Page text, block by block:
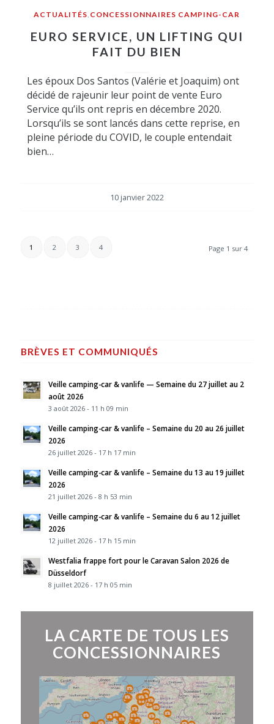
ACTUALITÉS CONCESSIONNAIRES CAMPING-CAR
EURO SERVICE, UN LIFTING QUI
FAIT DU BIEN
Les époux Dos Santos (Valérie et Joaquim) ont
décidé de rajeunir leur point de vente Euro
Service qu’ils ont repris en décembre 2020.
Lorsqu’ils se sont lancés dans cette reprise, en
pleine période du COVID, le couple entendait
bien…
10 janvier 2022
Page 1 sur 4
1 2 3 4
BRÈVES ET COMMUNIQUÉS
Veille camping-car & vanlife — Semaine du 27 juillet au 2
août 2026
3 août 2026 - 11 h 09 min
Veille camping-car & vanlife – Semaine du 20 au 26 juillet
2026
26 juillet 2026 - 17 h 17 min
Veille camping-car & vanlife – Semaine du 13 au 19 juillet
2026
21 juillet 2026 - 8 h 53 min
Veille camping-car & vanlife – Semaine du 6 au 12 juillet
2026
12 juillet 2026 - 17 h 15 min
Westfalia frappe fort pour le Caravan Salon 2026 de
Düsseldorf
8 juillet 2026 - 17 h 05 min
LA CARTE DE TOUS LES
CONCESSIONNAIRES